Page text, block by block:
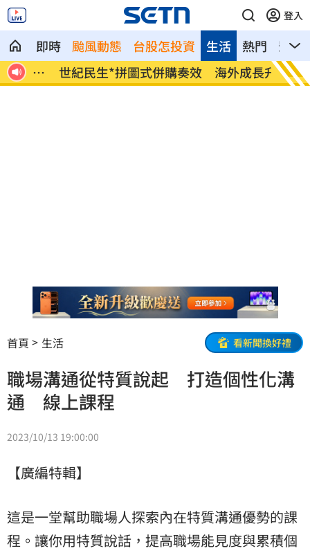
登入
即時 颱風動態 台股怎投資 熱門 影音
生活
中
世紀民生*拼圖式併購奏效 海外成長升溫 白海
首頁 生活 看新聞換好禮
職場溝通從特質說起 打造個性化溝
通 線上課程
2023/10/13 19:00:00
【廣編特輯】
這是一堂幫助職場人探索內在特質溝通優勢的課
程。讓你用特質說話，提高職場能見度與累積個